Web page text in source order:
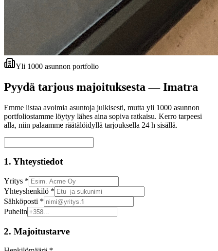
Yli 1000 asunnon portfolio
Pyydä tarjous majoituksesta —Imatra
Emme listaa avoimia asuntoja julkisesti, mutta yli 1000 asunnon
portfoliostamme löytyy lähes aina sopiva ratkaisu. Kerro tarpeesi
alla, niin palaamme räätälöidyllä tarjouksella 24 h sisällä.
1. Yhteystiedot
Yritys *
Yhteyshenkilö *
Sähköposti *
Puhelin
2. Majoitustarve